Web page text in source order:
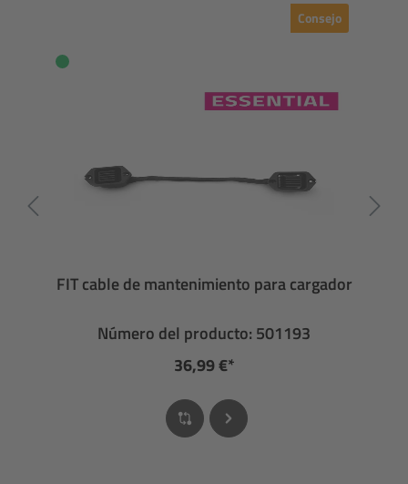
Consejo
FIT cable de mantenimiento para cargador
Número del producto: 501193
36,99 €*